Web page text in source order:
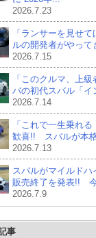
2026.7.23
「ランサーを見せ
ルの開発者がやって
2026.7.15
「このクルマ、上
バの初代スバル「イ
2026.7.14
「これで一生乗れ
歓喜!! スバルが本
2026.7.13
スバルがマイルドハ
販売終了を発表!!
2026.7.9
事